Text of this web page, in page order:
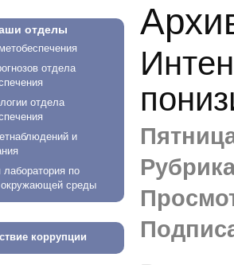
отделы
отдела
отдела
и
лаборатория по
окружающей среды
коррупции